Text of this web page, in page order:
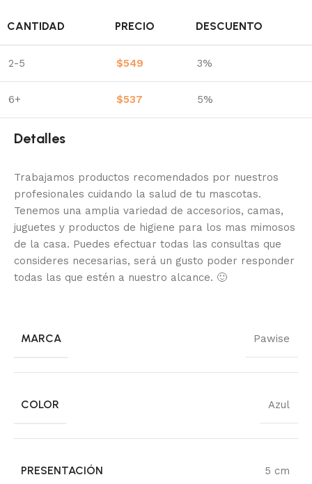
CANTIDAD PRECIO DESCUENTO
2-5 $549 3%
6+ $537 5%
Detalles
Trabajamos productos recomendados por nuestros
profesionales cuidando la salud de tu mascotas.
Tenemos una amplia variedad de accesorios, camas,
juguetes y productos de higiene para los mas mimosos
de la casa. Puedes efectuar todas las consultas que
consideres necesarias, será un gusto poder responder
todas las que estén a nuestro alcance. 🙂
MARCA Pawise
COLOR Azul
PRESENTACIÓN 5 cm